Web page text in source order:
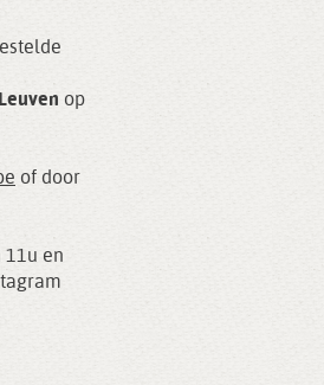
op
of door
11u en